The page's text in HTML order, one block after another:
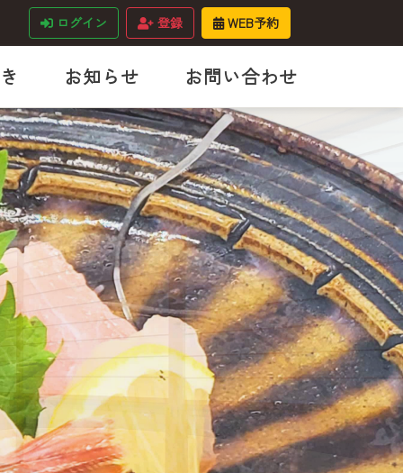
ログイン 登録 WEB予約
お知らせ お問い合わせ